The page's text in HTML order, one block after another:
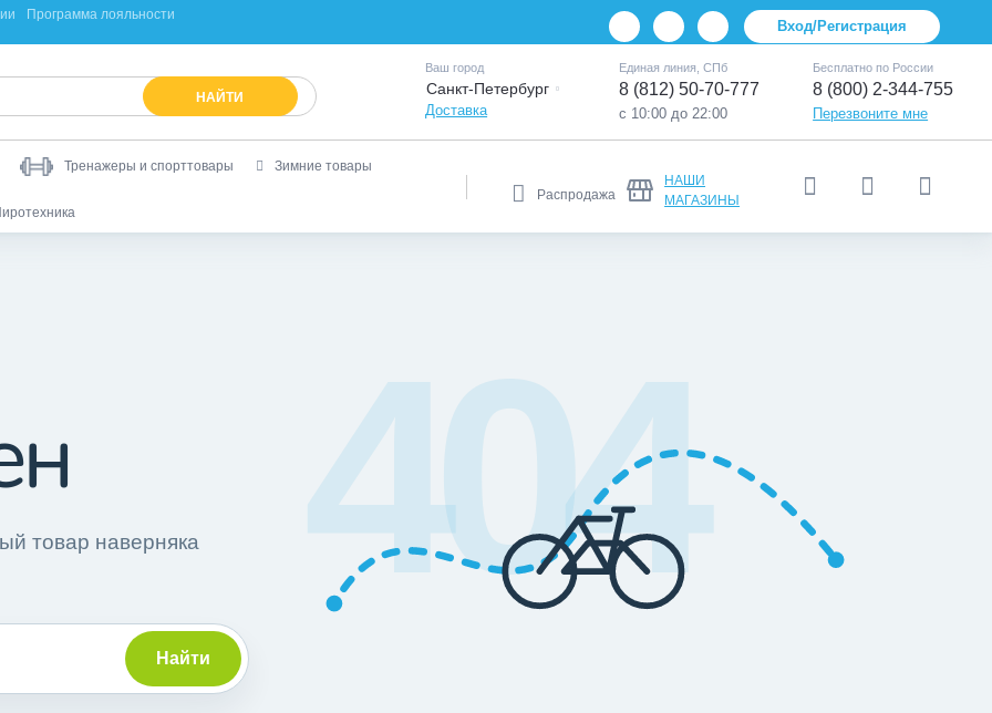
Программа лояльности
Вход/Регистрация
НАЙТИ
Ваш город
Санкт-Петербург
Доставка
Единая линия, СПб
8 (812) 50-70-777
с 10:00 до 22:00
Бесплатно по России
8 (800) 2-344-755
Перезвоните мне
Тренажеры и спорттовары Зимние товары
Распродажа
НАШИ
МАГАЗИНЫ
товар наверняка
Найти
404